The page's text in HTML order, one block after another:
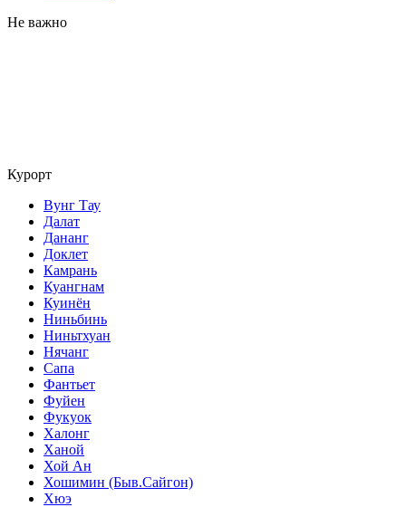
Не важно
Курорт
Вунг Тау
Далат
Дананг
Доклет
Камрань
Куангнам
Куинён
Ниньбинь
Ниньтхуан
Нячанг
Сапа
Фантьет
Фуйен
Фукуок
Халонг
Ханой
Хой Ан
Хошимин (Быв.Сайгон)
Хюэ